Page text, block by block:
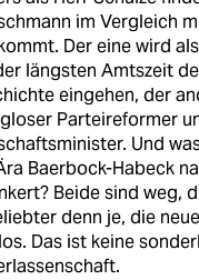
im Vergleich
Der eine wird
längsten Amtszeit
eingehen, der
Parteireformer
Und
Baerbock-Habeck
Beide sind weg,
denn je, die
Das ist keine